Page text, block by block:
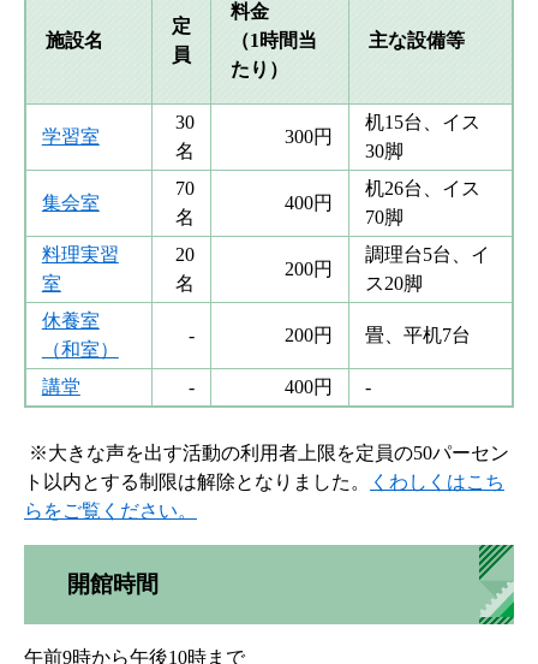
施設名
定
員
料金
（1時間当
たり）
主な設備等
学習室
30
名
300円
机15台、イス
30脚
集会室
70
名
400円
机26台、イス
70脚
料理実習
室
20
名
200円
調理台5台、イ
ス20脚
休養室
（和室）
- 200円 畳、平机7台
講堂 - 400円 -
※大きな声を出す活動の利用者上限を定員の50パーセン
ト以内とする制限は解除となりました。
くわしくはこち
らをご覧ください。
開館時間
午前9時から午後10時まで